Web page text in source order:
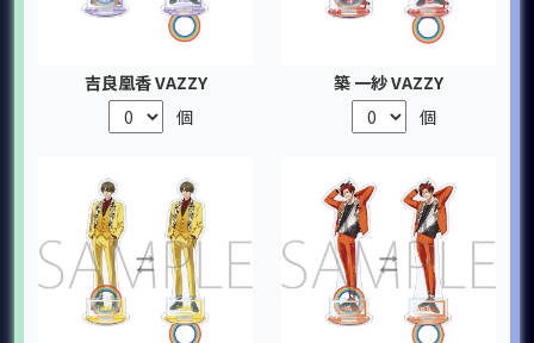
吉良凰香 VAZZY
個
築 一紗 VAZZY
個